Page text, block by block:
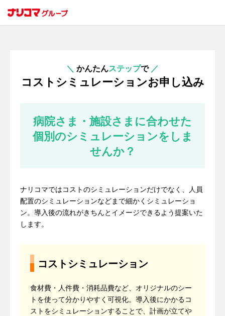
＼ かんたんステップで ／
コストシミュレーションお申し込み
病院さま・施設さまに合わせた
個別のシミュレーションをしま
せんか？
ナリコマではコストのシミュレーションだけでなく、人員
配置のシミュレーションなどまで細かくシミュレーショ
ン。導入後の流れがきちんとイメージできるよう提案いた
します。
コストシミュレーション
食材費・人件費・消耗品費など、オリジナルのシー
トを使って分かりやすく可視化。導入後にかかるコ
ストをシミュレーションすることで、計画が立てや